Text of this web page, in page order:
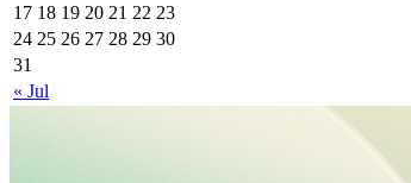
« Jul
17 18 19 20 21 22 23
24 25 26 27 28 29 30
31